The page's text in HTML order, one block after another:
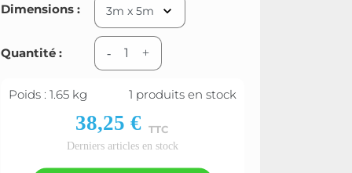
Dimensions :
Quantité : - +
Poids : 1.65 kg 1 produits en stock
38,25 € TTC
Derniers articles en stock